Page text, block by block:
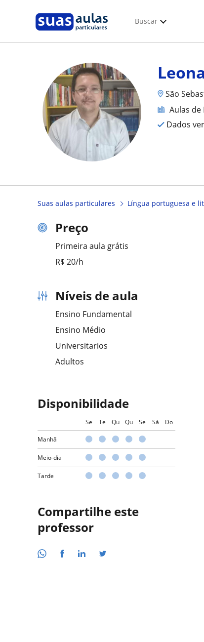
Buscar
São
Aulas
Dados
Suas aulas particulares Língua portuguesa e
Preço
Primeira aula grátis
R$ 20/h
Níveis de aula
Ensino Fundamental
Ensino Médio
Universitarios
Adultos
Disponibilidade
Se Te Qu Qu Se Sá Do
Manhã
Meio-dia
Tarde
Compartilhe este
professor